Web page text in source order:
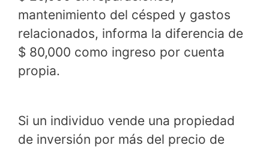
mantenimiento del césped y gastos
relacionados, informa la diferencia de
$ 80,000 como ingreso por cuenta
propia.
Si un individuo vende una propiedad
de inversión por más del precio de